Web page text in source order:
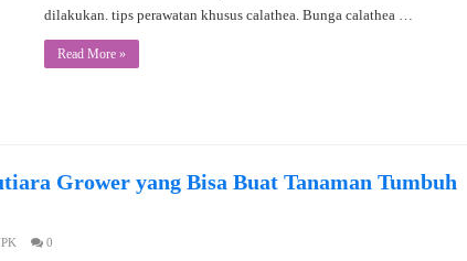
dilakukan. tips perawatan khusus calathea. Bunga calathea …
Read More »
Grower yang Bisa Buat Tanaman Tumbuh
0